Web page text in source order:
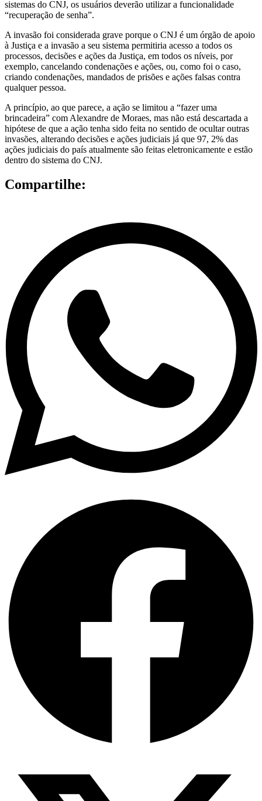
sistemas do CNJ, os usuários deverão utilizar a funcionalidade
“recuperação de senha”.
A invasão foi considerada grave porque o CNJ é um órgão de apoio
à Justiça e a invasão a seu sistema permitiria acesso a todos os
processos, decisões e ações da Justiça, em todos os níveis, por
exemplo, cancelando condenações e ações, ou, como foi o caso,
criando condenações, mandados de prisões e ações falsas contra
qualquer pessoa.
A princípio, ao que parece, a ação se limitou a “fazer uma
brincadeira” com Alexandre de Moraes, mas não está descartada a
hipótese de que a ação tenha sido feita no sentido de ocultar outras
invasões, alterando decisões e ações judiciais já que 97, 2% das
ações judiciais do país atualmente são feitas eletronicamente e estão
dentro do sistema do CNJ.
Compartilhe: